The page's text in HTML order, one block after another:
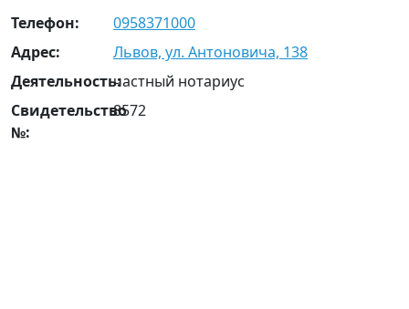
Телефон:
0958371000
Адрес:
Львов, ул. Антоновича, 138
Деятельность:частный нотариус
Свидетельство
№:
8572